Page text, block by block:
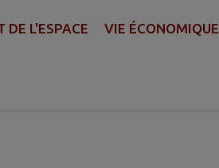
DE L'ESPACE VIE ÉCONOMIQUE